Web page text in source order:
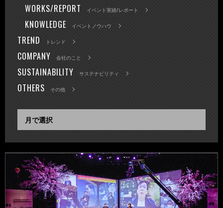
WORKS/REPORT イベント実績/レポート
KNOWLEDGE イベントノウハウ
TREND トレンド
COMPANY 会社のこと
SUSTAINABILITY サステナビリティ
OTHERS その他